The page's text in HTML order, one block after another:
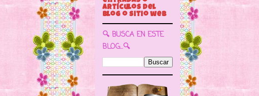
🔍 BUSCA EN ESTE
BLOG...🔍